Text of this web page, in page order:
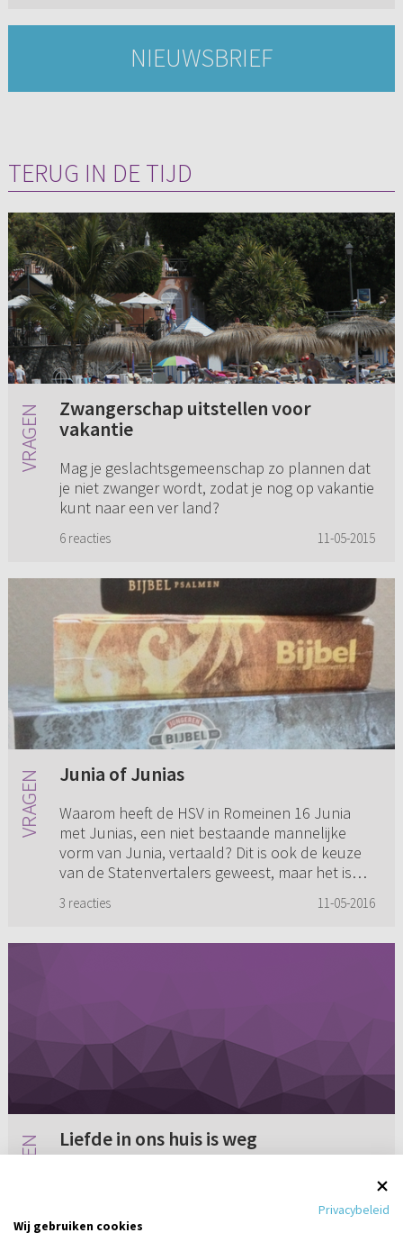
NIEUWSBRIEF
TERUG IN DE TIJD
Zwangerschap uitstellen voor
vakantie
Mag je geslachtsgemeenschap zo plannen dat
je niet zwanger wordt, zodat je nog op vakantie
kunt naar een ver land?
6 reacties 11-05-2015
Junia of Junias
Waarom heeft de HSV in Romeinen 16 Junia
met Junias, een niet bestaande mannelijke
vorm van Junia, vertaald? Dit is ook de keuze
van de Statenvertalers geweest, maar het is
3 reacties 11-05-2016
Liefde in ons huis is weg
jaar veel te verwerken gehad. Ik was een man
waar iedereen naar keek en zakelijk
Privacybeleid
Wij gebruiken cookies